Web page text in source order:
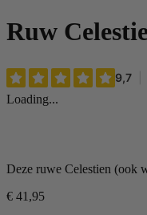
Ruw
Loading...
Deze ruwe Celestien (ook
€ 41,95